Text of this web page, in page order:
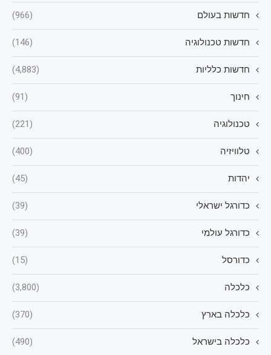
חדשות בעולם (966)
חדשות טכנולוגיה (146)
חדשות כלליות (4,883)
חינוך (91)
טכנולוגיה (221)
טלוויזיה (400)
יהדות (45)
כדורגל ישראלי (39)
כדורגל עולמי (39)
כדורסל (15)
כלכלה (3,800)
כלכלה בארץ (370)
כלכלה בישראל (490)